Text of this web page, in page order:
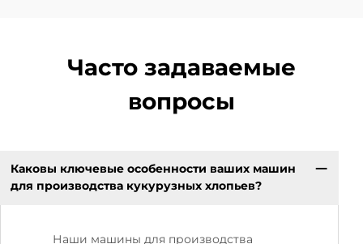
Часто задаваемые
вопросы
Каковы ключевые особенности ваших машин
для производства кукурузных хлопьев?
Наши машины для производства